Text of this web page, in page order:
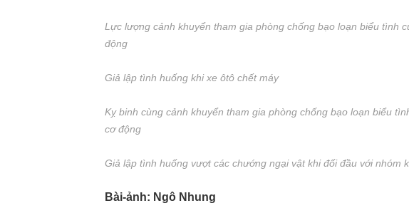
Lực lượng cảnh khuyển tham gia phòng chống bạo loạn biểu tình
động
Giả lập tình huống khi xe ôtô chết máy
Kỵ binh cùng cảnh khuyển tham gia phòng chống bạo loạn biểu
cơ động
Giả lập tình huống vượt các chướng ngại vật khi đối đầu với nhóm
Bài-ảnh: Ngô Nhung